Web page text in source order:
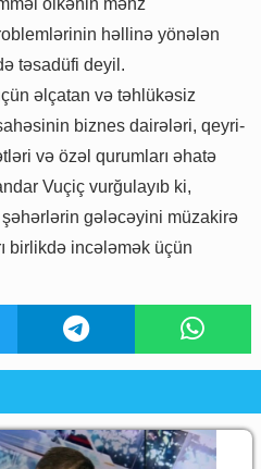
həllinə yönələn
təsadüfi deyil.
əlçatan və təhlükəsiz
biznes dairələri, qeyri-
və özəl qurumları əhatə
Vuçiç vurğulayıb ki,
gələcəyini müzakirə
birlikdə incələmək üçün